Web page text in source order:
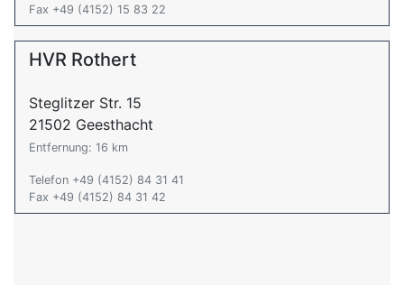
Fax +49 (4152) 15 83 22
HVR Rothert
Steglitzer Str. 15
21502 Geesthacht
Entfernung: 16 km
Telefon +49 (4152) 84 31 41
Fax +49 (4152) 84 31 42